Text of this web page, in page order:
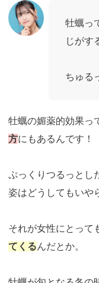
牡蠣っ
じがす
ちゅる
牡蠣の媚薬的効果っ
方にもあるんです！
ぷっくりつるっとし
姿はどうしてもいや
それが女性にとって
てくるんだとか。